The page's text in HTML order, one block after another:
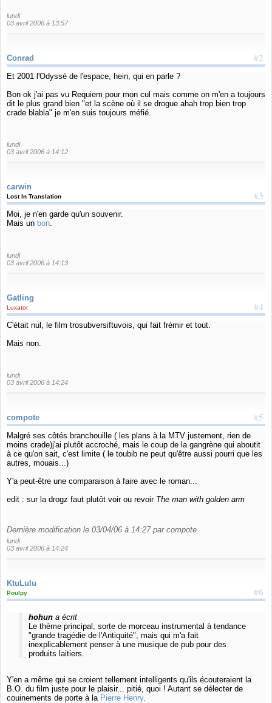
lundi
03 avril 2006 à 13:57
#2
Conrad
Et 2001 l'Odyssé de l'espace, hein, qui en parle ?
Bon ok j'ai pas vu Requiem pour mon cul mais comme on m'en a toujours
dit le plus grand bien "et la scène où il se drogue ahah trop bien trop
crade blabla" je m'en suis toujours méfié.
lundi
03 avril 2006 à 14:12
carwin
#3
Lost In Translation
Moi, je n'en garde qu'un souvenir.
Mais un bon.
lundi
03 avril 2006 à 14:13
Gatling
#4
Luxator
C'était nul, le film trosubversiftuvois, qui fait frémir et tout.
Mais non.
lundi
03 avril 2006 à 14:24
#5
compote
Malgré ses côtés branchouille ( les plans à la MTV justement, rien de
moins crade)j'ai plutôt accroché, mais le coup de la gangrène qui aboutit
à ce qu'on sait, c'est limite ( le toubib ne peut qu'être aussi pourri que les
autres, mouais...)
Y'a peut-être une comparaison à faire avec le roman...
edit : sur la drogz faut plutôt voir ou revoir The man with golden arm
Dernière modification le 03/04/06 à 14:27 par compote
lundi
03 avril 2006 à 14:24
KtuLulu
#6
Poulpy
hohuna écrit
Le thème principal, sorte de morceau instrumental à tendance
"grande tragédie de l'Antiquité", mais qui m'a fait
inexplicablement penser à une musique de pub pour des
produits laitiers.
Y'en a même qui se croient tellement intelligents qu'ils écouteraient la
B.O. du film juste pour le plaisir... pitié, quoi ! Autant se délecter de
couinements de porte à la Pierre Henry.